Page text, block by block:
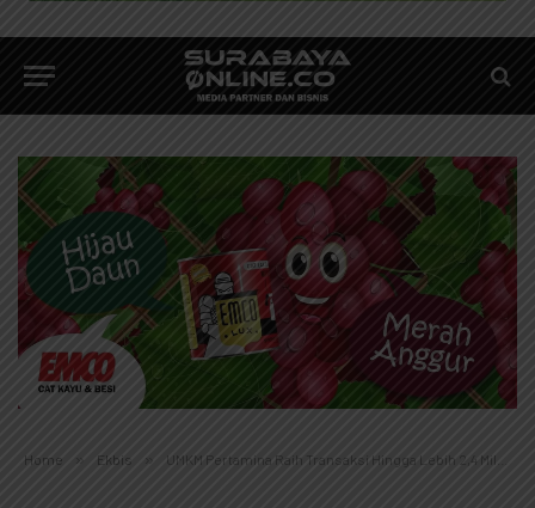
Home » Ekbis » UMKM Pertamina Raih Transaksi Hingga Lebih 2,4 Miliar di Inacraft 2023